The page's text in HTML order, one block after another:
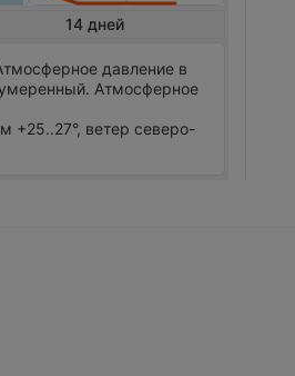
14 дней
давление в
Атмосферное
+25..27°, ветер северо-